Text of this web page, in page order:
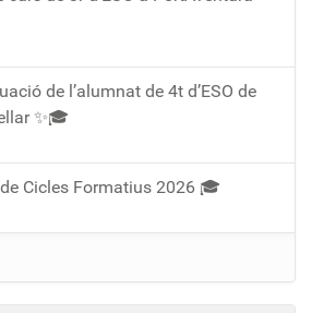
de l’alumnat de 4t d’ESO de
✨🎓
Cicles Formatius 2026 🎓